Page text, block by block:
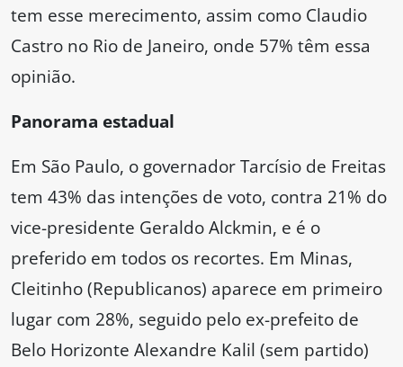
tem esse merecimento, assim como Claudio
Castro no Rio de Janeiro, onde 57% têm essa
opinião.
Panorama estadual
Em São Paulo, o governador Tarcísio de Freitas
tem 43% das intenções de voto, contra 21% do
vice-presidente Geraldo Alckmin, e é o
preferido em todos os recortes. Em Minas,
Cleitinho (Republicanos) aparece em primeiro
lugar com 28%, seguido pelo ex-prefeito de
Belo Horizonte Alexandre Kalil (sem partido)